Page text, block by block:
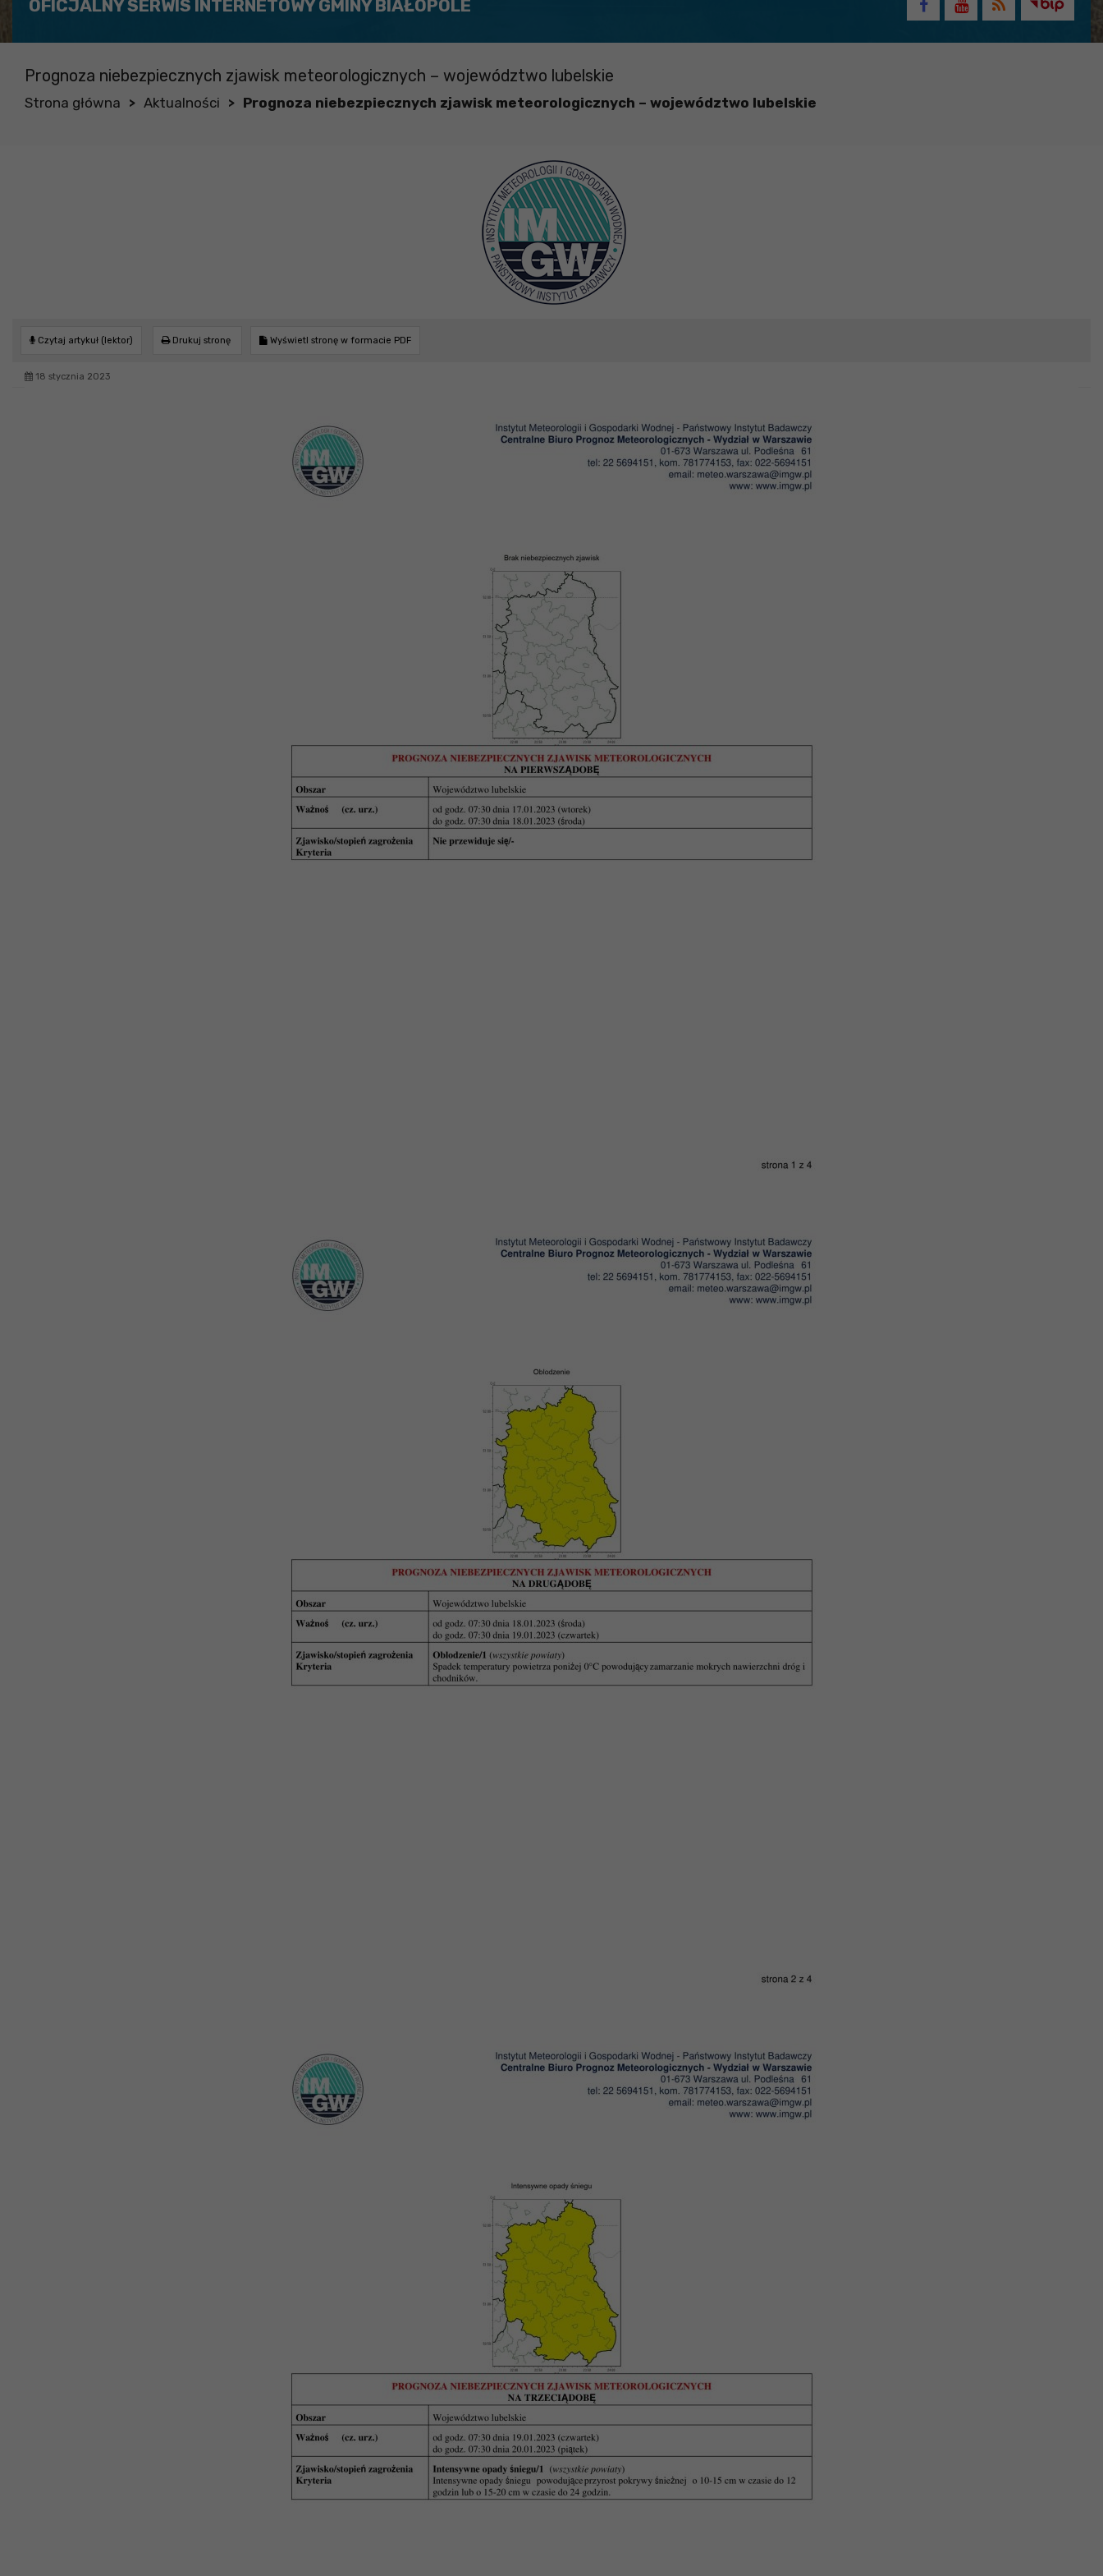
OFICJALNY SERWIS INTERNETOWY GMINY BIAŁOPOLE
Prognoza niebezpiecznych zjawisk meteorologicznych – województwo lubelskie
Strona główna > Aktualności > Prognoza niebezpiecznych zjawisk meteorologicznych – województwo lubelskie
Czytaj artykuł (lektor) Drukuj stronę Wyświetl stronę w formacie PDF
18 stycznia 2023